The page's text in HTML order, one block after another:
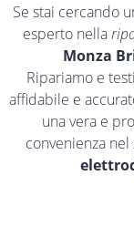
Se stai cercando
esperto nella
Monza
Ripariamo e
affidabile e
una vera e
convenienza